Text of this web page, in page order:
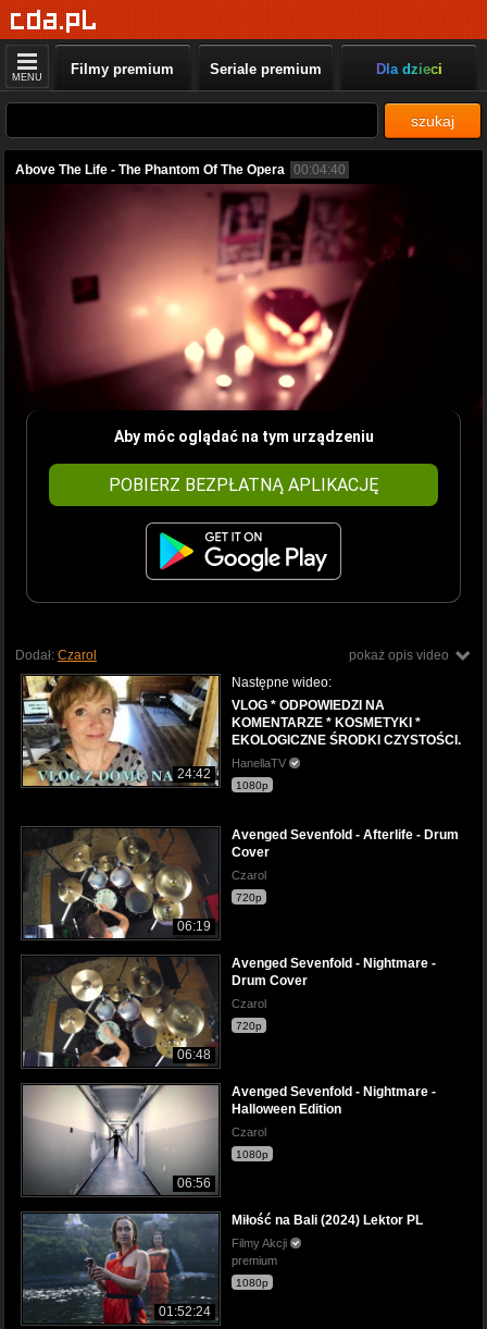
MENU Filmy premium Seriale premium Dla dzieci
szukaj
Above The Life - The Phantom Of The Opera 00:04:40
Aby móc oglądać na tym urządzeniu
POBIERZ BEZPŁATNĄ APLIKACJĘ
pokaż opis video
Dodał: Czarol
24:42
Następne wideo:
VLOG * ODPOWIEDZI NA
KOMENTARZE * KOSMETYKI *
EKOLOGICZNE ŚRODKI CZYSTOŚCI.
HanellaTV
1080p
06:19
Avenged Sevenfold - Afterlife - Drum
Cover
Czarol
720p
06:48
Avenged Sevenfold - Nightmare -
Drum Cover
Czarol
720p
06:56
Avenged Sevenfold - Nightmare -
Halloween Edition
Czarol
1080p
01:52:24
Miłość na Bali (2024) Lektor PL
Filmy Akcji
premium
1080p